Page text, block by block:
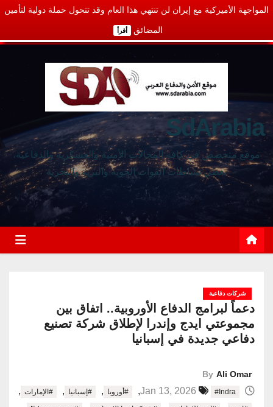
المواجهة الأميركية مع إيران لن تنتهي هذا العام وقد تتحول حملة دولية لتأمين
المضائق أقرأ
SdArabia
موقع متخصص في كافة المجالات الأمنية والعسكرية والدفاعية،
يغطي نشاطات القوات الجوية والبرية والبحرية
شركات دفاعية
دعماً لبرامج الدفاع الأوروبية.. اتفاق بين
مجموعتي ايدج وإندرا لإطلاق شركة تصنيع
دفاعي جديدة في إسبانيا
By Ali Omar
#Indra
, #أوروبا , #إسبانيا , #الإمارات ,